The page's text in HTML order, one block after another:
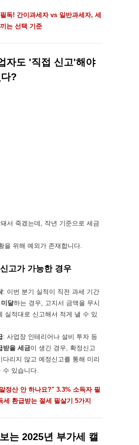
독! 간이과세자 vs 일반과세자, 세
는 선택 기준
자도 '직접 신고'해야
?
서 죽겠는데, 작년 기준으로 세금
을 위해 예외가 존재합니다.
고가 가능한 경우
: 이번 분기 실적이 직전 과세 기간
달하는 경우, 고지서 금액을 무시
실적대로 신고해서 적게 낼 수 있
: 사업장 인테리어나 설비 투자 등
받을 세금이 생긴 경우, 확정신고
다리지 않고 예정신고를 통해 미리
수 있습니다.
정산 안 하나요?" 3.3% 소득자 필
세 환급받는 절세 필살기 5가지
는 2025년 부가세 캘